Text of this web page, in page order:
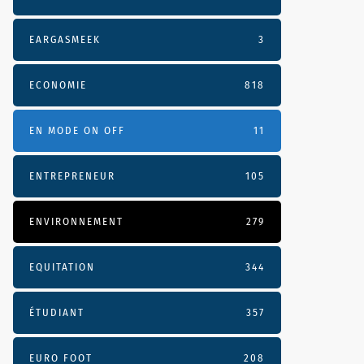
EARGASMEEK 3
ECONOMIE 818
EN MODE ON OFF 11
ENTREPRENEUR 105
ENVIRONNEMENT 279
EQUITATION 344
ÉTUDIANT 357
EURO FOOT 208